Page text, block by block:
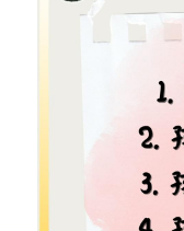
KOL 精選
龔靜儀大律
陳貴春大律